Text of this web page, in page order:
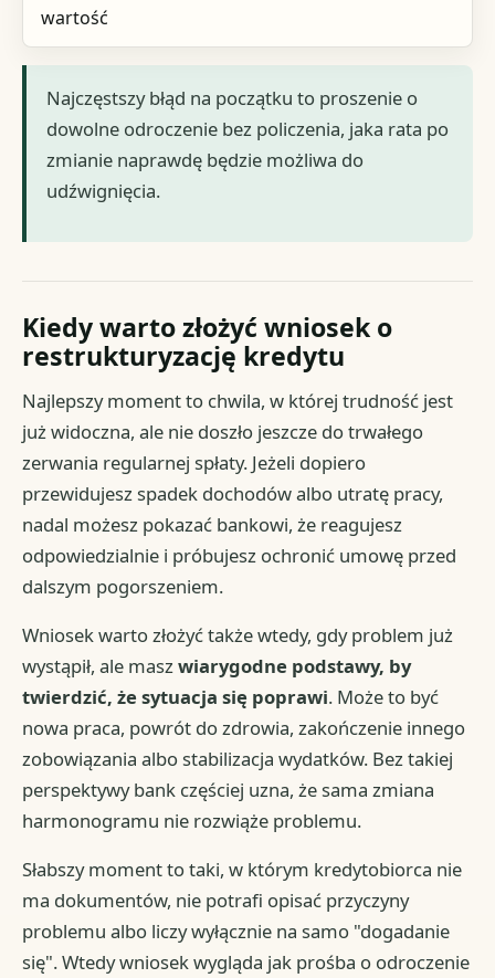
wartość
Najczęstszy błąd na początku to proszenie o
dowolne odroczenie bez policzenia, jaka rata po
zmianie naprawdę będzie możliwa do
udźwignięcia.
Kiedy warto złożyć wniosek o
restrukturyzację kredytu
Najlepszy moment to chwila, w której trudność jest
już widoczna, ale nie doszło jeszcze do trwałego
zerwania regularnej spłaty. Jeżeli dopiero
przewidujesz spadek dochodów albo utratę pracy,
nadal możesz pokazać bankowi, że reagujesz
odpowiedzialnie i próbujesz ochronić umowę przed
dalszym pogorszeniem.
Wniosek warto złożyć także wtedy, gdy problem już
wystąpił, ale maszwiarygodne podstawy, by
twierdzić, że sytuacja się poprawi. Może to być
nowa praca, powrót do zdrowia, zakończenie innego
zobowiązania albo stabilizacja wydatków. Bez takiej
perspektywy bank częściej uzna, że sama zmiana
harmonogramu nie rozwiąże problemu.
Słabszy moment to taki, w którym kredytobiorca nie
ma dokumentów, nie potrafi opisać przyczyny
problemu albo liczy wyłącznie na samo "dogadanie
się". Wtedy wniosek wygląda jak prośba o odroczenie